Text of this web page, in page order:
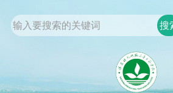
网站首页
通知公告